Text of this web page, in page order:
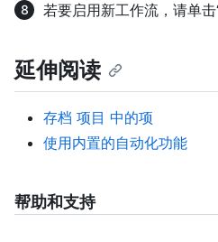
若要启用新工作流，请单击
延伸阅读
存档 项目 中的项
使用内置的自动化功能
帮助和支持